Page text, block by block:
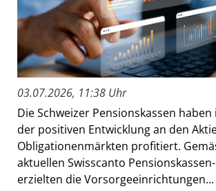
03.07.2026, 11:38 Uhr
Die Schweizer Pensionskassen haben
der positiven Entwicklung an den
Obligationenmärkten profitiert.
aktuellen Swisscanto
erzielten die Vorsorgeeinrichtungen...